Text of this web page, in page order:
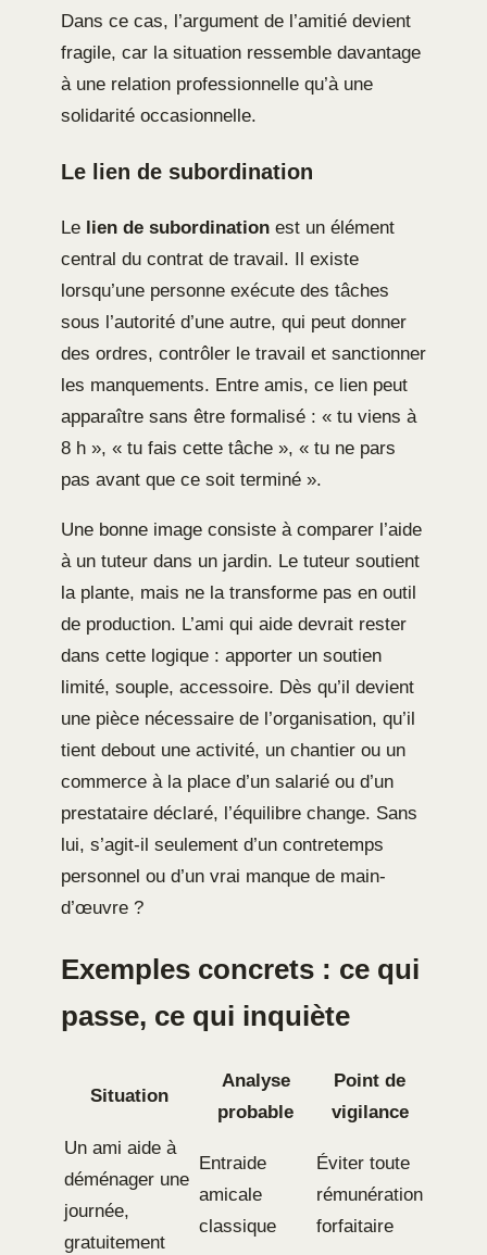
Dans ce cas, l’argument de l’amitié devient
fragile, car la situation ressemble davantage
à une relation professionnelle qu’à une
solidarité occasionnelle.
Le lien de subordination
Le lien de subordination est un élément
central du contrat de travail. Il existe
lorsqu’une personne exécute des tâches
sous l’autorité d’une autre, qui peut donner
des ordres, contrôler le travail et sanctionner
les manquements. Entre amis, ce lien peut
apparaître sans être formalisé : « tu viens à
8 h », « tu fais cette tâche », « tu ne pars
pas avant que ce soit terminé ».
Une bonne image consiste à comparer l’aide
à un tuteur dans un jardin. Le tuteur soutient
la plante, mais ne la transforme pas en outil
de production. L’ami qui aide devrait rester
dans cette logique : apporter un soutien
limité, souple, accessoire. Dès qu’il devient
une pièce nécessaire de l’organisation, qu’il
tient debout une activité, un chantier ou un
commerce à la place d’un salarié ou d’un
prestataire déclaré, l’équilibre change. Sans
lui, s’agit-il seulement d’un contretemps
personnel ou d’un vrai manque de main-
d’œuvre ?
Exemples concrets : ce qui
passe, ce qui inquiète
Situation
Analyse
probable
Point de
vigilance
Un ami aide à
déménager une
journée,
gratuitement
Entraide
amicale
classique
Éviter toute
rémunération
forfaitaire